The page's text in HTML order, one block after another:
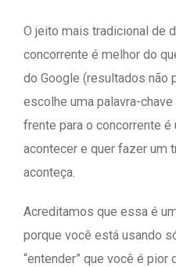
O jeito mais tradicional de
concorrente é melhor do
do Google (resultados não
escolhe uma palavra-
frente para o concorrente é
acontecer e quer fazer um
aconteça.
Acreditamos que essa é
porque você está usando
“entender” que você é